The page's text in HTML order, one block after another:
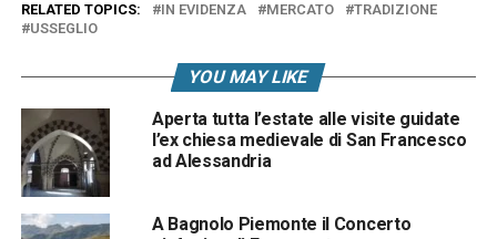
RELATED TOPICS: IN EVIDENZA MERCATO
TRADIZIONE
USSEGLIO
YOU MAY LIKE
Aperta tutta l’estate alle visite guidate
l’ex chiesa medievale di San Francesco
ad Alessandria
A Bagnolo Piemonte il Concerto